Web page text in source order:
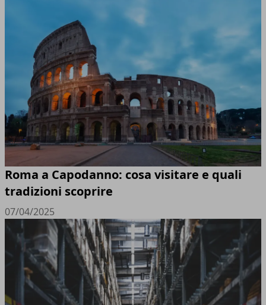
Roma a Capodanno: cosa visitare e quali
tradizioni scoprire
07/04/2025